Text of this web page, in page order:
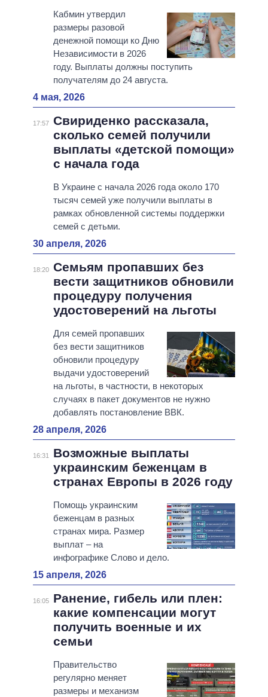
Кабмин утвердил
размеры разовой
денежной помощи ко Дню
Независимости в 2026
году. Выплаты должны поступить
получателям до 24 августа.
4 мая, 2026
17:57 Свириденко рассказала,
сколько семей получили
выплаты «детской помощи»
с начала года
В Украине с начала 2026 года около 170
тысяч семей уже получили выплаты в
рамках обновленной системы поддержки
семей с детьми.
30 апреля, 2026
18:20 Семьям пропавших без
вести защитников обновили
процедуру получения
удостоверений на льготы
Для семей пропавших
без вести защитников
обновили процедуру
выдачи удостоверений
на льготы, в частности, в некоторых
случаях в пакет документов не нужно
добавлять постановление ВВК.
28 апреля, 2026
16:31
Возможные выплаты
украинским беженцам в
странах Европы в 2026 году
Помощь украинским
беженцам в разных
странах мира. Размер
выплат – на
инфографике Слово и дело.
15 апреля, 2026
16:05
Ранение, гибель или плен:
какие компенсации могут
получить военные и их
семьи
Правительство
регулярно меняет
размеры и механизм